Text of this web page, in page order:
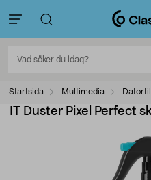
Startsida Multimedia
IT Duster Pixel Perfect